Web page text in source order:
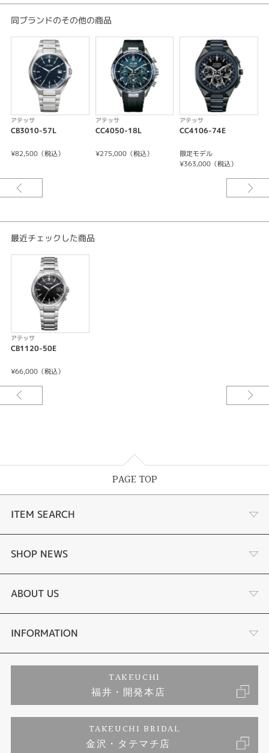
ソーラー電波
10気圧防水
アテッサ
メンズ 腕時計
メンズ
腕時計
キャリバーNo/H149
重量:85g
厚み:9.3mm
ケースサイズ(横幅):38.0mm
ケーススーパーチタニウム
表面処理:デュラテクトチタンカーバイト(シルバー色)
ガラス:サファイアガラス（無反射コーティング）
バンド:三ツ折れプッシュタイプ
＜機能特長＞
-充電残量表示機能
-充電警告機能
-過充電防止機能
-フル充電時約2年可動(パワーセーブ作動時)
-受信局自動選択機能
-定時受信機能
-パーフェックス(JIS1種耐磁、衝撃検知機能、針自動補正機能)
同ブランドのその他の商品
アテッサ
CB3010-57L
¥82,500（税込）
アテッサ
CC4050-18L
¥275,000（税込）
アテッサ
CC4106-74E
限定モデル
¥363,000（税込）
最近チェックした商品
アテッサ
CB1120-50E
¥66,000（税込）
PAGE TOP
ITEM SEARCH
婚約指輪
結婚指輪
セットリング
婚約ネックレス
エタニティリング
SHOP NEWS
タケウチのこだわり
プロポーズサポート
ブランドリスト
ジュエリーリフォーム
福井指輪工房｜手作りペアリング
ABOUT US
会社概要
お客様の声
INFORMATION
プライバシーポリシー
TAKEUCHI
福井・開発本店
TAKEUCHI BRIDAL
金沢・タテマチ店